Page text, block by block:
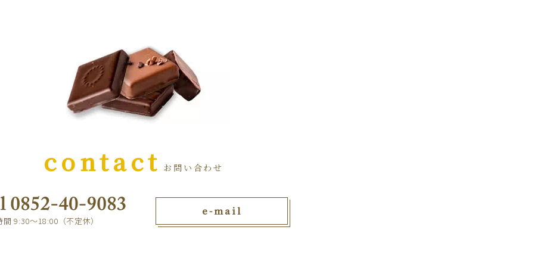
contact お問い合わせ
間 9:30～18:00（不定休）
e-mail